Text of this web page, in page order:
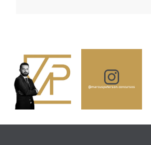
@marcuspeterson.concursos